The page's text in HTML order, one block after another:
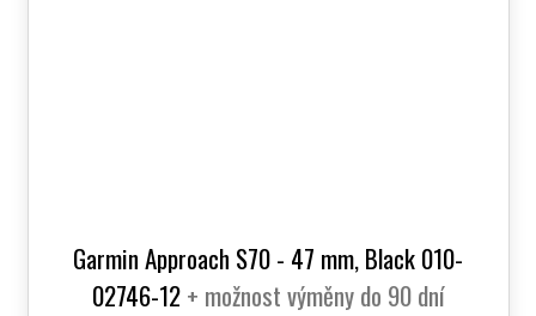
Garmin Approach S70 - 47 mm, Black 010-
02746-12+ možnost výměny do 90 dní